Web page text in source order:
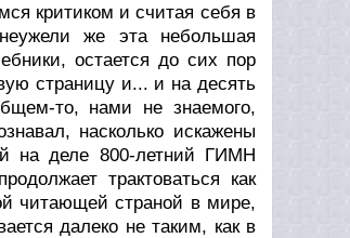
критиком и считая себя в
же эта небольшая
остается до сих пор
страницу и... и на десять
то, нами не знаемого,
насколько искажены
на деле 800-летний ГИМН
трактоваться как
читающей страной в мире,
далеко не таким, как в